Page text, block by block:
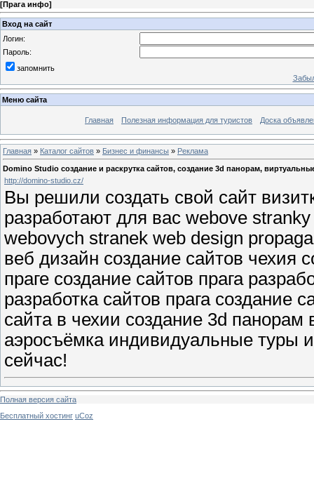
[Прага инфо]
Вход на сайт
Логин:
Пароль:
запомнить
Меню сайта
Главная Полезная информация для туристов Доска
Главная » Каталог сайтов » Бизнес и финансы » Реклама
Domino Studio создание и раскрутка сайтов, cоздание 3d панорам,
http://domino-studio.cz/
Вы решили создать свой сайт
разработают для вас webove
webovych stranek web design
веб дизайн создание сайтов чехия
праге создание сайтов прага
разработка сайтов прага создание
сайта в чехии cоздание 3d
аэросъёмка индивидуальные туры
сейчас!
Полная версия сайта
Бесплатный хостинг uCoz